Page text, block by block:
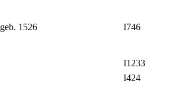
geb. 1526 I746
I1233
I424